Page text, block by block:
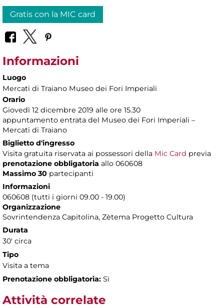
Gratis con la MIC card
Informazioni
Luogo
Mercati di Traiano Museo dei Fori Imperiali
Orario
Giovedì 12 dicembre 2019 alle ore 15.30
appuntamento entrata del Museo dei Fori Imperiali –
Mercati di Traiano
Biglietto d'ingresso
Visita gratuita riservata ai possessori della Mic Card previa
prenotazione obbligatoria allo 060608
Massimo 30 partecipanti
Informazioni
060608 (tutti i giorni 09.00 - 19.00)
Organizzazione
Sovrintendenza Capitolina, Zètema Progetto Cultura
Durata
30' circa
Tipo
Visita a tema
Prenotazione obbligatoria: Sì
Attività correlate